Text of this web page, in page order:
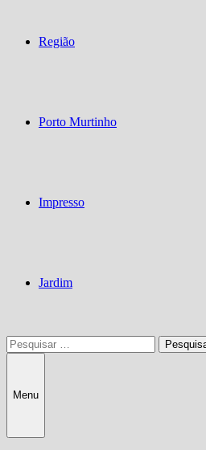
Região
Porto Murtinho
Impresso
Jardim
Pesquisar
por:
Menu